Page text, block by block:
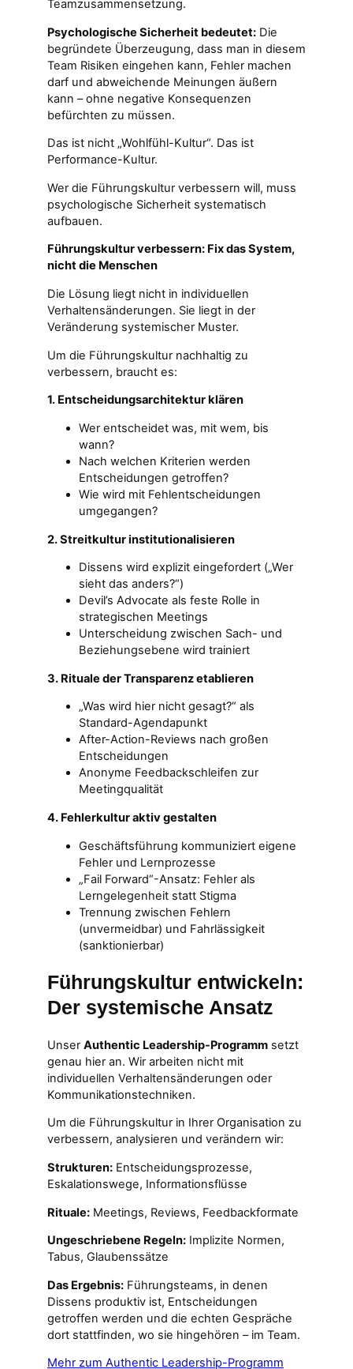
Teamzusammensetzung.
Psychologische Sicherheit bedeutet: Die
begründete Überzeugung, dass man in diesem
Team Risiken eingehen kann, Fehler machen
darf und abweichende Meinungen äußern
kann – ohne negative Konsequenzen
befürchten zu müssen.
Das ist nicht „Wohlfühl-Kultur“. Das ist
Performance-Kultur.
Wer die Führungskultur verbessern will, muss
psychologische Sicherheit systematisch
aufbauen.
Führungskultur verbessern: Fix das System,
nicht die Menschen
Die Lösung liegt nicht in individuellen
Verhaltensänderungen. Sie liegt in der
Veränderung systemischer Muster.
Um die Führungskultur nachhaltig zu
verbessern, braucht es:
1. Entscheidungsarchitektur klären
Wer entscheidet was, mit wem, bis
wann?
Nach welchen Kriterien werden
Entscheidungen getroffen?
Wie wird mit Fehlentscheidungen
umgegangen?
2. Streitkultur institutionalisieren
Dissens wird explizit eingefordert („Wer
sieht das anders?“)
Devil’s Advocate als feste Rolle in
strategischen Meetings
Unterscheidung zwischen Sach- und
Beziehungsebene wird trainiert
3. Rituale der Transparenz etablieren
„Was wird hier nicht gesagt?“ als
Standard-Agendapunkt
After-Action-Reviews nach großen
Entscheidungen
Anonyme Feedbackschleifen zur
Meetingqualität
4. Fehlerkultur aktiv gestalten
Geschäftsführung kommuniziert eigene
Fehler und Lernprozesse
„Fail Forward“-Ansatz: Fehler als
Lerngelegenheit statt Stigma
Trennung zwischen Fehlern
(unvermeidbar) und Fahrlässigkeit
(sanktionierbar)
Führungskultur entwickeln:
Der systemische Ansatz
Unser Authentic Leadership-Programm setzt
genau hier an. Wir arbeiten nicht mit
individuellen Verhaltensänderungen oder
Kommunikationstechniken.
Um die Führungskultur in Ihrer Organisation zu
verbessern, analysieren und verändern wir:
Strukturen: Entscheidungsprozesse,
Eskalationswege, Informationsflüsse
Rituale: Meetings, Reviews, Feedbackformate
Ungeschriebene Regeln: Implizite Normen,
Tabus, Glaubenssätze
Das Ergebnis: Führungsteams, in denen
Dissens produktiv ist, Entscheidungen
getroffen werden und die echten Gespräche
dort stattfinden, wo sie hingehören – im Team.
Mehr zum Authentic Leadership-Programm